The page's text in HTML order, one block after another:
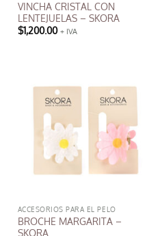
VINCHA CRISTAL CON
LENTEJUELAS – SKORA
$1,200.00 + IVA
ACCESORIOS PARA EL PELO
BROCHE MARGARITA –
SKORA